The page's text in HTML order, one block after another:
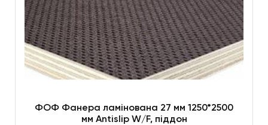
ФОФ Фанера ламінована 27 мм 1250*2500
мм Antislip W/F, піддон